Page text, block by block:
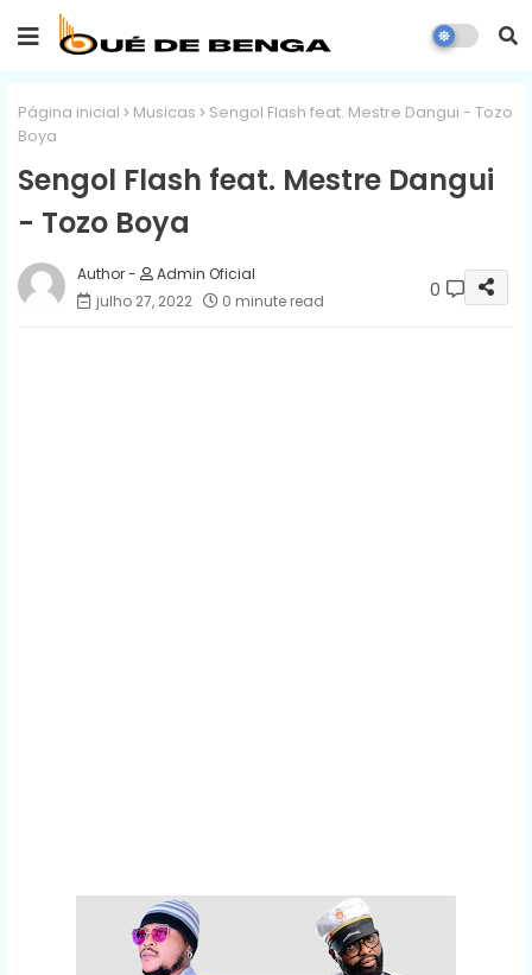
Página inicial Musicas
Sengol Flash feat. Mestre Dangui - Tozo
Boya
Sengol Flash feat. Mestre Dangui
- Tozo Boya
Admin Oficial
julho 27, 2022
0 minute read 0